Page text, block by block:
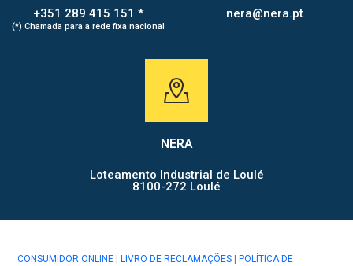
+351 289 415 151 *
(*) Chamada para a rede fixa nacional
nera@nera.pt
NERA
Loteamento Industrial de Loulé
8100-272 Loulé
CONSUMIDOR ONLINE LIVRO DE RECLAMAÇÕES
POLÍTICA DE